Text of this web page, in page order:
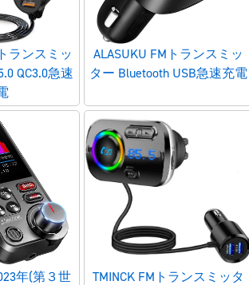
ランスミッ
QC3.0急速
ALASUKU FMトランスミッ
ター Bluetooth USB急速充電
年(第３世
TMINCK FMトランスミッタ